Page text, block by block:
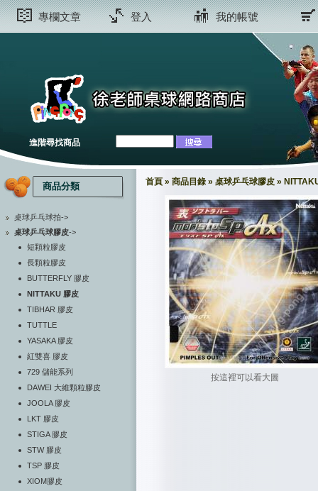
專欄文章 登入 我的帳號
進階尋找商品
商品分類
桌球乒乓球拍->
桌球乒乓球膠皮->
短顆粒膠皮
長顆粒膠皮
BUTTERFLY 膠皮
NITTAKU 膠皮
TIBHAR 膠皮
TUTTLE
YASAKA 膠皮
紅雙喜 膠皮
729 儲能系列
DAWEI 大維顆粒膠皮
JOOLA 膠皮
LKT 膠皮
STIGA 膠皮
STW 膠皮
TSP 膠皮
XIOM膠皮
首頁 » 商品目錄» 桌球乒乓球膠皮 »
按這裡可以看大圖